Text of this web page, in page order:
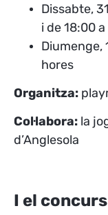
Dissabte,
i de 18:00
Diumenge,
hores
Organitza:
Col·labora: la
d’Anglesola
I el